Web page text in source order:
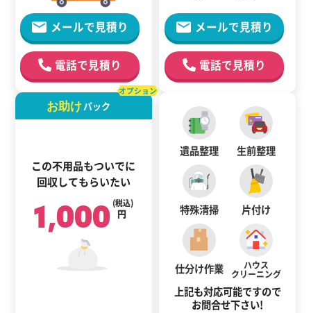
メールで見積り
電話で見積り
メールで見積り
電話で見積り
お助けパック
この不用品もついでに
回収してもらいたい
オプション
1,000 円
(税込)
遺品整理 生前整理
特殊清掃 片付け
仕分け作業 ハウス
クリーニング
上記も対応可能ですので
お問合せ下さい!